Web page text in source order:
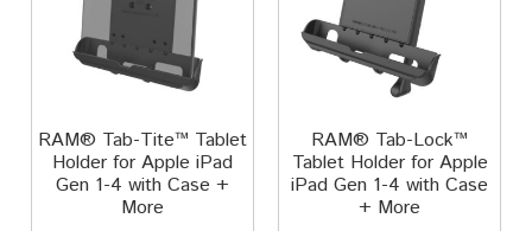
RAM® Tab-Tite™ Tablet
Holder for Apple iPad
Gen 1-4 with Case +
More
RAM® Tab-Lock™
Tablet Holder for Apple
iPad Gen 1-4 with Case
+ More